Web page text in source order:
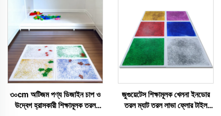
৩০cm অটিজম পণ্য ডিজাইন চাপ ও
উদ্বেগ হ্রাসকারী শিক্ষামূলক তরল
জুগুয়েটেস শিক্ষামূলক খেলনা ইনডোর
তরল ম্যাট তরল লাভা ফ্লোর টাইল